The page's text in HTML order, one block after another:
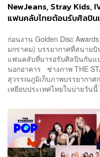
NewJeans, Stray Kids,
แฟนคลับไทยต้อนรับศิลปิน
ก่อนงาน Golden Disc
มกราคม) บรรยากาศที่สนาม
แฟนคลับที่มารอรับศิลปินกันแ
นอกอาคาร ช่างภาพ THE
สุวรรณภูมิเก็บภาพบรรยากา
เหยียบประเทศไทยในบ่ายวัน